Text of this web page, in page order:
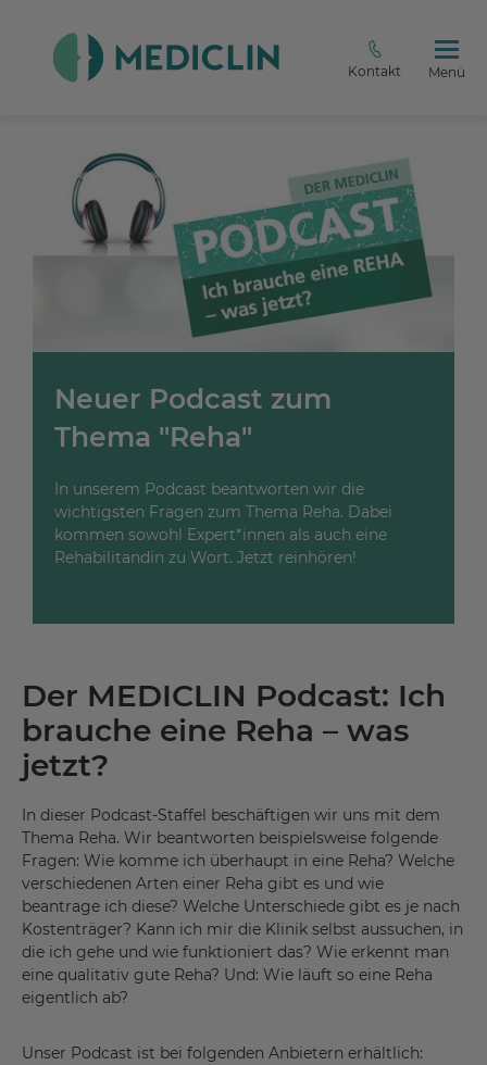
Kontakt Menü
Neuer Podcast zum
Thema "Reha"
In unserem Podcast beantworten wir die
wichtigsten Fragen zum Thema Reha. Dabei
kommen sowohl Expert*innen als auch eine
Rehabilitandin zu Wort. Jetzt reinhören!
Der MEDICLIN Podcast: Ich
brauche eine Reha – was
jetzt?
In dieser Podcast-Staffel beschäftigen wir uns mit dem
Thema Reha. Wir beantworten beispielsweise folgende
Fragen: Wie komme ich überhaupt in eine Reha? Welche
verschiedenen Arten einer Reha gibt es und wie
beantrage ich diese? Welche Unterschiede gibt es je nach
Kostenträger? Kann ich mir die Klinik selbst aussuchen, in
die ich gehe und wie funktioniert das? Wie erkennt man
eine qualitativ gute Reha? Und: Wie läuft so eine Reha
eigentlich ab?
Unser Podcast ist bei folgenden Anbietern erhältlich: